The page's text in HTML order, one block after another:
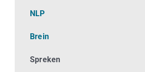
NLP
Brein
Spreken